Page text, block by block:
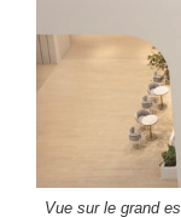
Vue sur le grand